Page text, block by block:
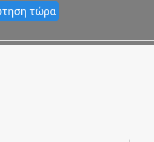
τώρα